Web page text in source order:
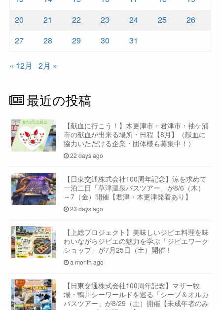
20
21 22 23 24 25
26
27
28 29 30 31
« 12月 2月 »
最近の投稿
【献血に行こう！】木更津市・君津市・袖ケ浦
市の献血が出来る場所・日程【8月】（献血に
協力いただける企業・団体様も募集中！）
22 days ago
【日東交通株式会社100周年記念】涼を求めて
一泊二日「草津温泉バスツアー」が8/6（木）
～7（金）開催【君津・木更津発着あり】
23 days ago
【上総プロジェクト】美味しいジビエ料理を味
わいながらジビエの魅力を学ぶ「ジビエワーク
ショップ」が7月25日（土）開催！
a month ago
【日東交通株式会社100周年記念】マザー牧
場・鴨川シーワールドを巡る「シープ＆オルカ
バスツアー」が8/29（土）開催【未成年者のみ